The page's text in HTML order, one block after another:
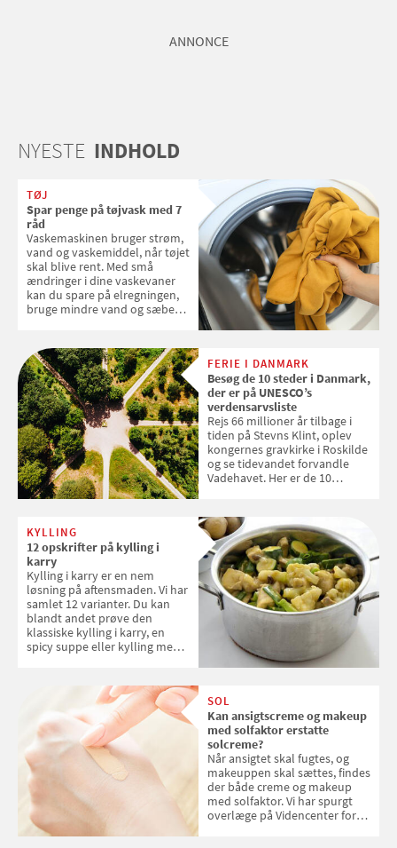
ANNONCE
NYESTE INDHOLD
TØJ
Spar penge på tøjvask med 7
råd
Vaskemaskinen bruger strøm,
vand og vaskemiddel, når tøjet
skal blive rent. Med små
ændringer i dine vaskevaner
kan du spare på elregningen,
bruge mindre vand og sæbe
enkle råd til at spare penge på
tøjvasken
FERIE I DANMARK
Besøg de 10 steder i Danmark,
der er på UNESCO’s
verdensarvsliste
Rejs 66 millioner år tilbage i
tiden på Stevns Klint, oplev
kongernes gravkirke i Roskilde
og se tidevandet forvandle
Vadehavet. Her er de 10
KYLLING
12 opskrifter på kylling i
karry
Kylling i karry er en nem
løsning på aftensmaden. Vi har
samlet 12 varianter. Du kan
blandt andet prøve den
klassiske kylling i karry, en
spicy suppe eller kylling med
SOL
Kan ansigtscreme og makeup
med solfaktor erstatte
solcreme?
Når ansigtet skal fugtes, og
makeuppen skal sættes, findes
der både creme og makeup
med solfaktor. Vi har spurgt
overlæge på Videncenter for